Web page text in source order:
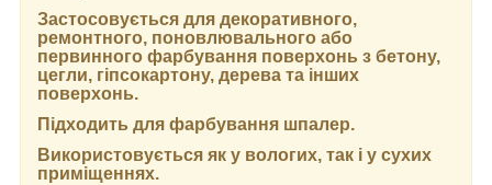
Застосовується для декоративного,
ремонтного, поновлювального або
первинного фарбування поверхонь з бетону,
цегли, гіпсокартону, дерева та інших
поверхонь.
Підходить для фарбування шпалер.
Використовується як у вологих, так і у сухих
приміщеннях.